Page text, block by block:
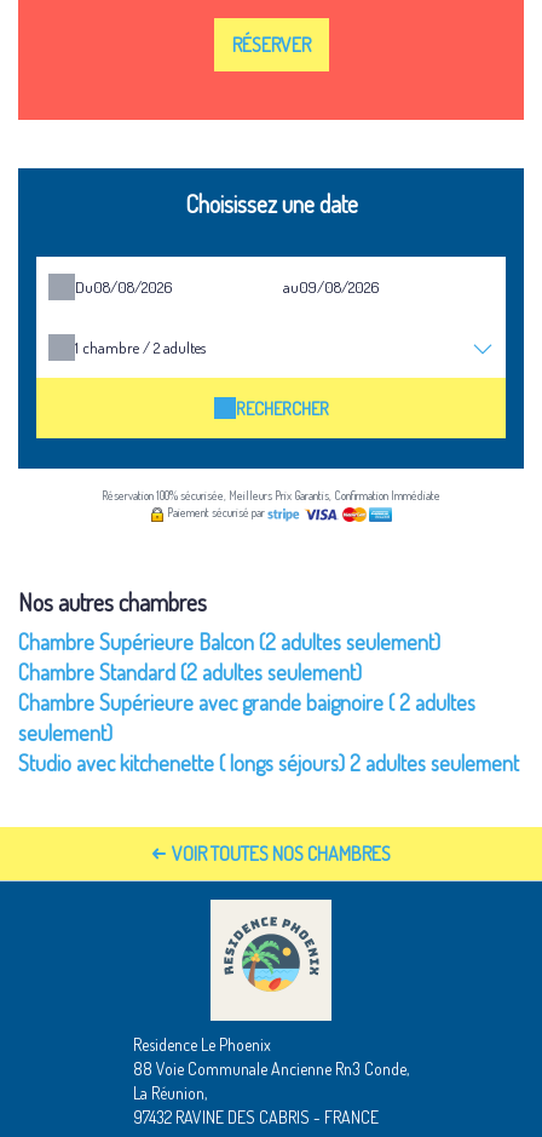
RÉSERVER
Choisissez une date
Du au
1 chambre /2adultes
RECHERCHER
Réservation 100% sécurisée, Meilleurs Prix Garantis, Confirmation Immédiate
Paiement sécurisé par
Nos autres chambres
Chambre Supérieure Balcon (2 adultes seulement)
Chambre Standard (2 adultes seulement)
Chambre Supérieure avec grande baignoire ( 2 adultes
seulement)
Studio avec kitchenette ( longs séjours) 2 adultes seulement
VOIR TOUTES NOS CHAMBRES
Residence Le Phoenix
88 Voie Communale Ancienne Rn3 Conde,
La Réunion,
97432 RAVINE DES CABRIS - FRANCE